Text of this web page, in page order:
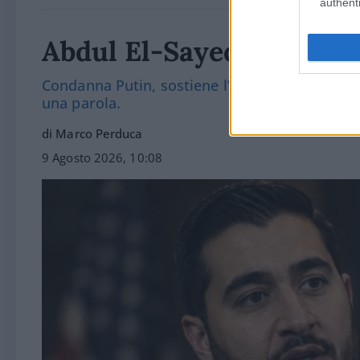
Abdul El-Sayed, il
Condanna Putin, sostiene l’Ucraina e la
una parola.
di Marco Perduca
9 Agosto 2026, 10:08